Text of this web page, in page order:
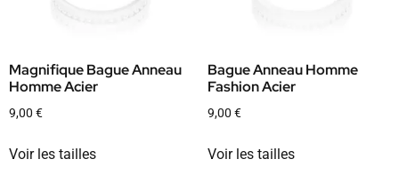
Magnifique Bague Anneau
Homme Acier
9,00 €
Voir les tailles
Bague Anneau Homme
Fashion Acier
9,00 €
Voir les tailles